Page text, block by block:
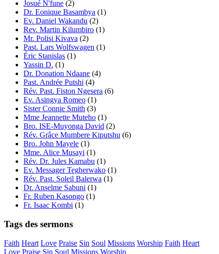
Josué N'fune (2)
Dr. Eonique Basambya (1)
Ev. Daniel Wakandu (2)
Rev. Martin Kilumbiro (1)
Mr. Polisi Kivava (2)
Past. Lars Wolfswagen (1)
Éric Stanislas (1)
Yassin D. (1)
Dr. Donation Ndaane (4)
Past. Andrée Putshi (4)
Rév. Past. Fiston Ngesera (6)
Ev. Asingya Romeo (1)
Sister Connie Smith (3)
Mme Jeannette Muteho (1)
Bro. ISE-Muyonga David (2)
Rév. Grâce Mumbere Kiputshu (6)
Bro. John Mayele (1)
Mme. Alice Musayi (1)
Rév. Dr. Jules Kamabu (1)
Ev. Messager Tegherwako (1)
Rév. Past. Soleil Balerwa (1)
Dr. Anselme Sabuni (1)
Fr. Ruben Kasongo (1)
Fr. Isaac Kombi (1)
Tags des sermons
Faith Heart Love Praise Sin Soul Missions Worship Faith Heart
Love Praise Sin Soul Missions Worship